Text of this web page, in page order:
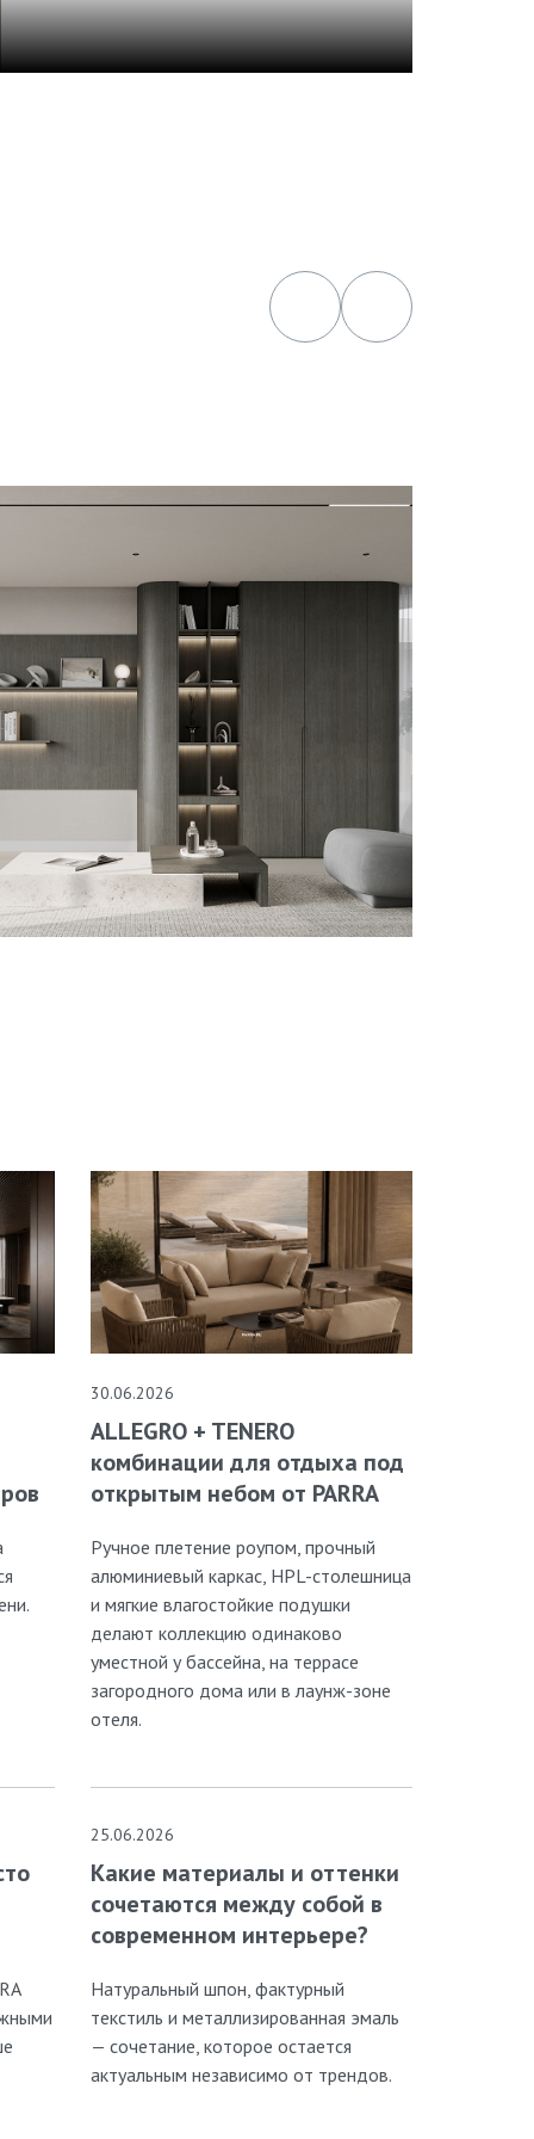
30.06.2026
ALLEGRO + TENERO
комбинации для отдыха под
открытым небом от PARRA
Ручное плетение роупом, прочный
алюминиевый каркас, HPL-столешница
и мягкие влагостойкие подушки
делают коллекцию одинаково
уместной у бассейна, на террасе
загородного дома или в лаунж-зоне
отеля.
25.06.2026
Какие материалы и оттенки
сочетаются между собой в
современном интерьере?
Натуральный шпон, фактурный
текстиль и металлизированная эмаль
— сочетание, которое остается
актуальным независимо от трендов.